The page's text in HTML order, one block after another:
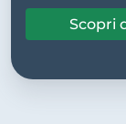
Scopri